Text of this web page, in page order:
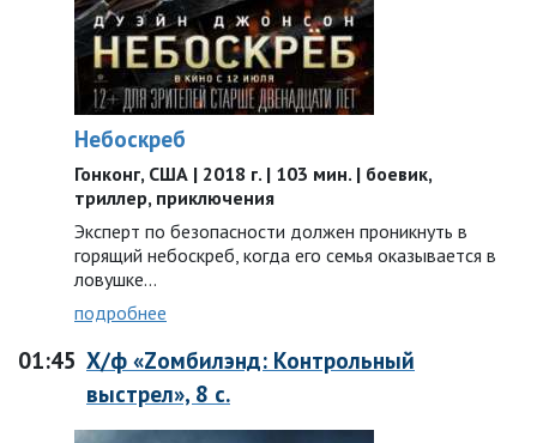
Небоскреб
Гонконг, США | 2018 г. | 103 мин. | боевик,
триллер, приключения
Эксперт по безопасности должен проникнуть в
горящий небоскреб, когда его семья оказывается в
ловушке…
подробнее
01:45 Х/ф «Zомбилэнд: Контрольный
выстрел», 8 с.